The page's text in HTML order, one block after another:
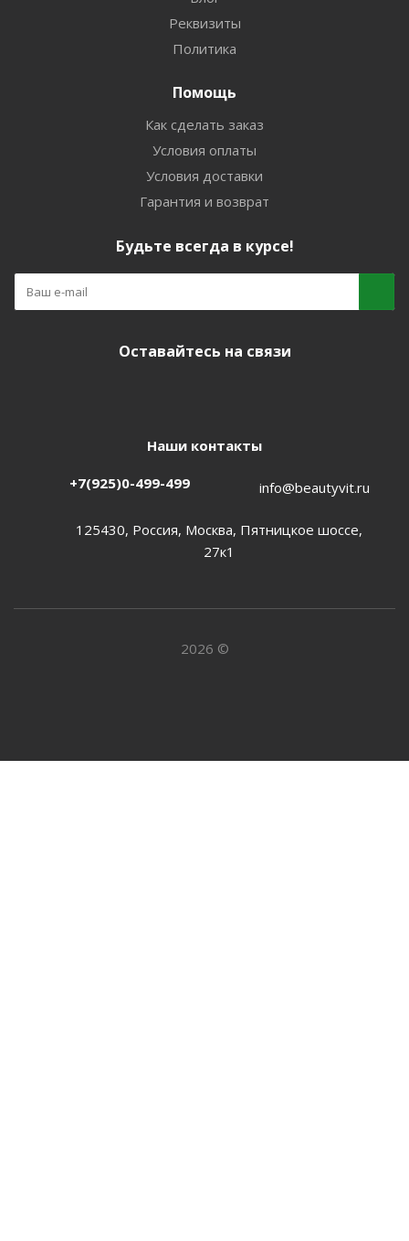
Реквизиты
Политика
Помощь
Как сделать заказ
Условия оплаты
Условия доставки
Гарантия и возврат
Будьте всегда в курсе!
Оставайтесь на связи
Наши контакты
+7(925)0-499-499 info@beautyvit.ru
125430, Россия, Москва, Пятницкое шоссе,
27к1
2026 ©